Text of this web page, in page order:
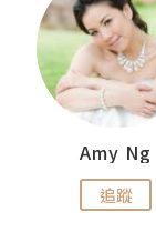
Amy Ng
追蹤